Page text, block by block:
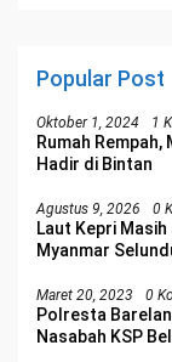
Popular Post
Oktober 1, 2024 1
Rumah
Hadir di Bintan
Agustus 9, 2026 0
Laut Kepri
Myanmar
Maret 20, 2023 0
Polresta
Nasabah KSP